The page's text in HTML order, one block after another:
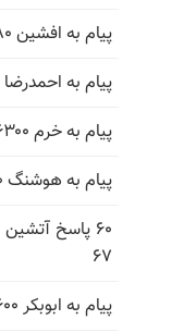
پیام به افشین ۷۸۰ تهران
پیام به احمدرضا ۱۹۷۰ اصفهان
پیام به خرم ۶۳۰۰ شیراز
پیام به هوشنگ ۵۴۰ مشهد
۶۰ پاسخ
۶۷
پیام به ابوبکر ۱۶۰۰ زاهدان